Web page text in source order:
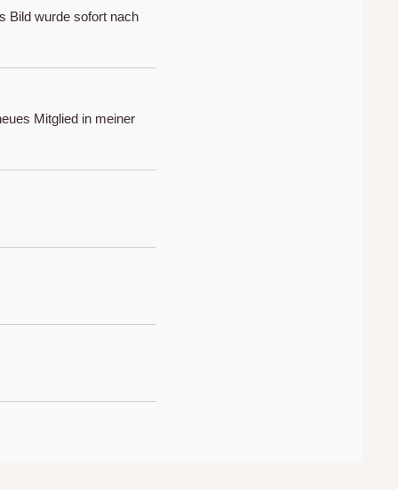
Bild wurde sofort nach
Mitglied in meiner